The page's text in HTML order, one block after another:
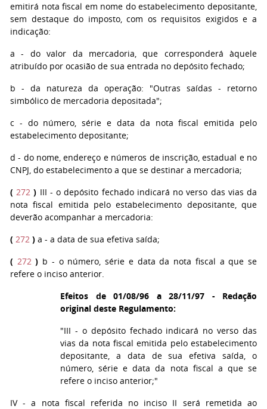
emitirá nota fiscal em nome do estabelecimento depositante,
sem destaque do imposto, com os requisitos exigidos e a
indicação:
a - do valor da mercadoria, que corresponderá àquele
atribuído por ocasião de sua entrada no depósito fechado;
b - da natureza da operação: "Outras saídas - retorno
simbólico de mercadoria depositada";
c - do número, série e data da nota fiscal emitida pelo
estabelecimento depositante;
d - do nome, endereço e números de inscrição, estadual e no
CNPJ, do estabelecimento a que se destinar a mercadoria;
( 272 ) III - o depósito fechado indicará no verso das vias da
nota fiscal emitida pelo estabelecimento depositante, que
deverão acompanhar a mercadoria:
( 272 ) a - a data de sua efetiva saída;
( 272 ) b - o número, série e data da nota fiscal a que se
refere o inciso anterior.
Efeitos de 01/08/96 a 28/11/97 - Redação
original deste Regulamento:
"III - o depósito fechado indicará no verso das
vias da nota fiscal emitida pelo estabelecimento
depositante, a data de sua efetiva saída, o
número, série e data da nota fiscal a que se
refere o inciso anterior;"
IV- a nota fiscal referida no inciso II será remetida ao